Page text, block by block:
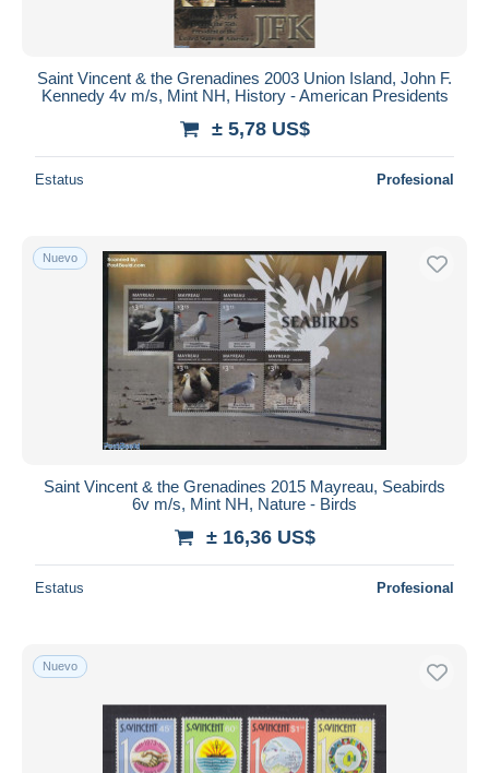
Saint Vincent & the Grenadines 2003 Union Island, John F.
Kennedy 4v m/s, Mint NH, History - American Presidents
± 5,78 US$
Estatus Profesional
Nuevo
Saint Vincent & the Grenadines 2015 Mayreau, Seabirds
6v m/s, Mint NH, Nature - Birds
± 16,36 US$
Estatus Profesional
Nuevo